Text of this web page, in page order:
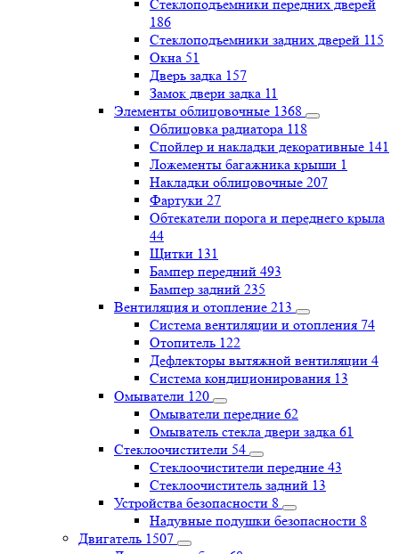
Стеклоподъемники передних дверей
186
Стеклоподъемники задних дверей 115
Окна 51
Дверь задка 157
Замок двери задка 11
Элементы облицовочные 1368
Облицовка радиатора 118
Спойлер и накладки декоративные 141
Ложементы багажника крыши 1
Накладки облицовочные 207
Фартуки 27
Обтекатели порога и переднего крыла
44
Щитки 131
Бампер передний 493
Бампер задний 235
Вентиляция и отопление 213
Система вентиляции и отопления 74
Отопитель 122
Дефлекторы вытяжной вентиляции 4
Система кондиционирования 13
Омыватели 120
Омыватели передние 62
Омыватель стекла двери задка 61
Стеклоочистители 54
Стеклоочистители передние 43
Стеклоочиститель задний 13
Устройства безопасности 8
Надувные подушки безопасности 8
Двигатель 1507